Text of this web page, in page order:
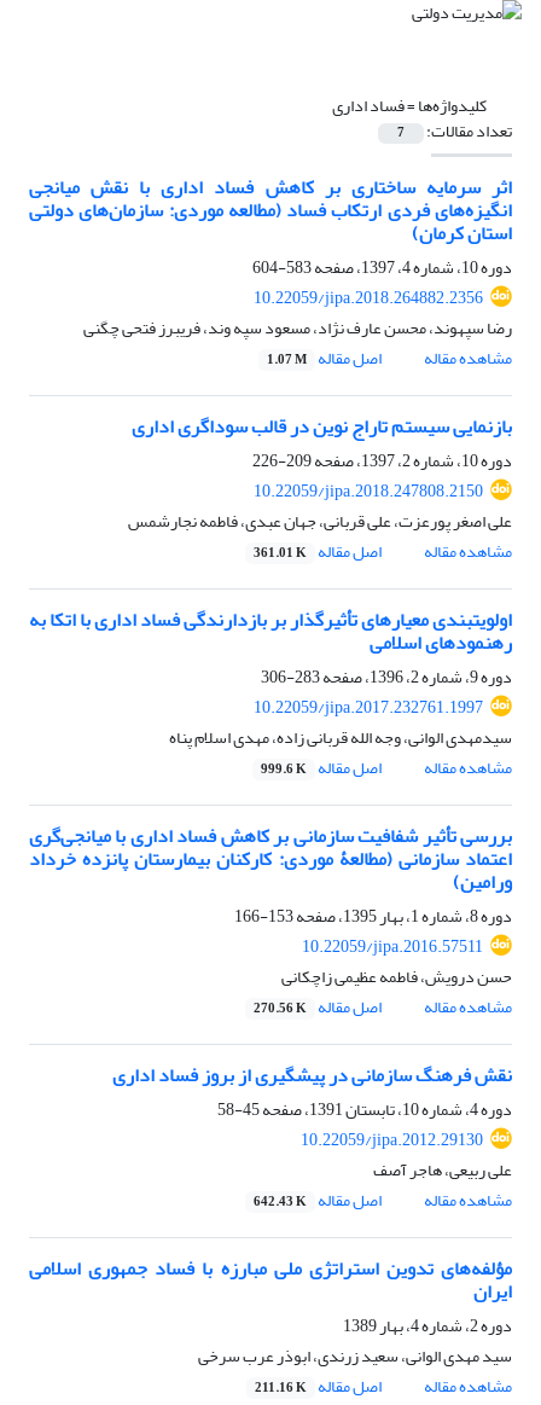
کلیدواژه‌ها =فساد اداری
تعداد مقالات: 7
اثر سرمایه ساختاری بر کاهش فساد اداری با نقش میانجی
انگیزه‌های فردی ارتکاب فساد (مطالعه موردی: سازمان‌های دولتی
استان کرمان)
دوره 10، شماره 4، 1397، صفحه
583-604
10.22059/jipa.2018.264882.2356
رضا سپهوند، محسن عارف نژاد، مسعود سپه وند، فریبرز فتحی چگنی
مشاهده مقاله
اصل مقاله 1.07 M
بازنمایی سیستم تاراج نوین در قالب سوداگری اداری
دوره 10، شماره 2، 1397، صفحه
209-226
10.22059/jipa.2018.247808.2150
علی اصغر پورعزت، علی قربانی، جهان عبدی، فاطمه نجارشمس
مشاهده مقاله
اصل مقاله 361.01 K
اولویت‎بندی معیارهای تأثیرگذار بر بازدارندگی فساد اداری با اتکا به
رهنمودهای اسلامی
دوره 9، شماره 2، 1396، صفحه
283-306
10.22059/jipa.2017.232761.1997
سیدمهدی الوانی، وجه الله قربانی زاده، مهدی اسلام پناه
مشاهده مقاله
اصل مقاله 999.6 K
بررسی تأثیر شفافیت سازمانی بر کاهش فساد اداری با میانجی‌گری
اعتماد سازمانی (مطالعۀ موردی: کارکنان بیمارستان پانزده خرداد
ورامین)
دوره 8، شماره 1، بهار 1395، صفحه
153-166
10.22059/jipa.2016.57511
حسن درویش، فاطمه عظیمی زاچکانی
مشاهده مقاله
اصل مقاله 270.56 K
نقش فرهنگ سازمانی در پیشگیری از بروز فساد اداری
دوره 4، شماره 10، تابستان 1391، صفحه
45-58
10.22059/jipa.2012.29130
علی ربیعی، هاجر آصف
مشاهده مقاله
اصل مقاله 642.43 K
مؤلفه‌های تدوین استراتژی ملی مبارزه با فساد جمهوری اسلامی
ایران
دوره 2، شماره 4، بهار 1389
سید مهدی الوانی، سعید زرندی، ابوذر عرب سرخی
مشاهده مقاله
اصل مقاله 211.16 K